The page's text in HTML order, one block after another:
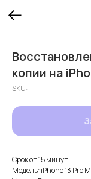
копии на
SKU:
Срок от 15 минут.
Модель: iPhone 13 Pro